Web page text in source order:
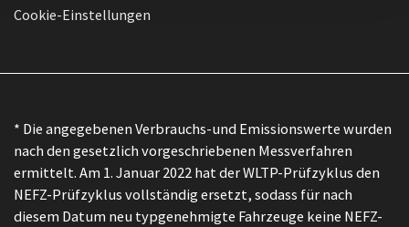
Cookie-Einstellungen
* Die angegebenen Verbrauchs-und Emissionswerte wurden
nach den gesetzlich vorgeschriebenen Messverfahren
ermittelt. Am 1. Januar 2022 hat der WLTP-Prüfzyklus den
NEFZ-Prüfzyklus vollständig ersetzt, sodass für nach
diesem Datum neu typgenehmigte Fahrzeuge keine NEFZ-